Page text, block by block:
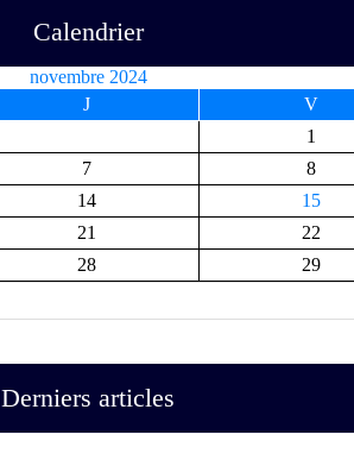
Calendrier
novembre 2024
J V
1
7 8
14 15
21 22
28 29
Derniers articles